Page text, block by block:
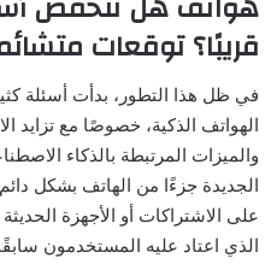
قريبًا؟ توقعات
في ظل هذا التطور، بدأت أسئلة
الهواتف الذكية، خصوصًا مع تزايد
والميزات المرتبطة بالذكاء
الجديدة جزءًا من الهاتف بشكل
على الاشتراكات أو الأجهزة
الذي اعتاد عليه المستخدمون